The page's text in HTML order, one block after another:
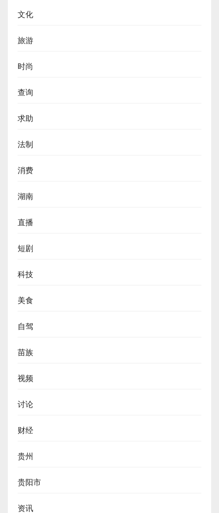
文化
旅游
时尚
查询
求助
法制
消费
湖南
直播
短剧
科技
美食
自驾
苗族
视频
讨论
财经
贵州
贵阳市
资讯